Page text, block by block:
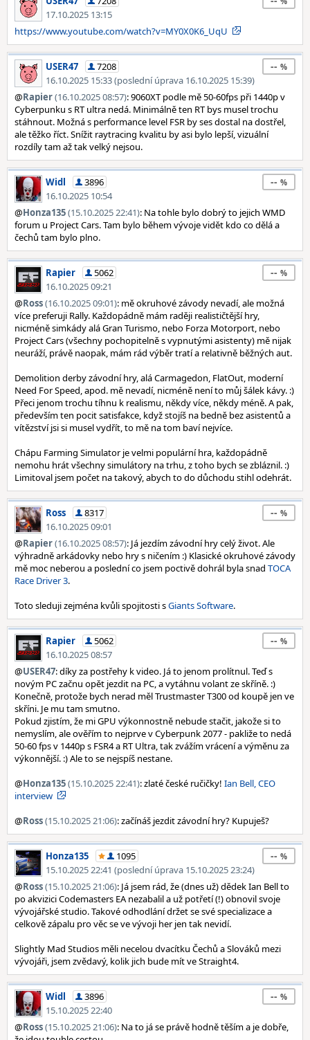
17.10.2025 13:15
https://www.youtube.com/watch?v=MY0X0K6_UqU
USER47
7208
16.10.2025 15:33 (poslední úprava 16.10.2025 15:39)
--
@Rapier(16.10.2025 08:57): 9060XT podle mě 50-60fps při 1440p v
Cyberpunku s RT ultra nedá. Minimálně ten RT bys musel trochu
stáhnout. Možná s performance level FSR by ses dostal na dostřel,
ale těžko říct. Snížit raytracing kvalitu by asi bylo lepší, vizuální
rozdíly tam až tak velký nejsou.
Widl
3896
16.10.2025 10:54
--
@Honza135(15.10.2025 22:41): Na tohle bylo dobrý to jejich WMD
forum u Project Cars. Tam bylo během vývoje vidět kdo co dělá a
čechů tam bylo plno.
Rapier
5062
16.10.2025 09:21
--
@Ross(16.10.2025 09:01): mě okruhové závody nevadí, ale možná
více preferuji Rally. Každopádně mám raději realističtější hry,
nicméně simkády alá Gran Turismo, nebo Forza Motorport, nebo
Project Cars (všechny pochopitelně s vypnutými asistenty) mě nijak
neuráží, právě naopak, mám rád výběr tratí a relativně běžných aut.
Demolition derby závodní hry, alá Carmagedon, FlatOut, moderní
Need For Speed, apod. mě nevadí, nicméně není to můj šálek kávy. :)
Přeci jenom trochu tíhnu k realismu, někdy více, někdy méně. A pak,
především ten pocit satisfakce, když stojíš na bedně bez asistentů a
vítězství jsi si musel vydřít, to mě na tom baví nejvíce.
Chápu Farming Simulator je velmi populární hra, každopádně
nemohu hrát všechny simulátory na trhu, z toho bych se zbláznil. :)
Limitoval jsem počet na takový, abych to do důchodu stihl odehrát.
Ross
8317
16.10.2025 09:01
--
@Rapier(16.10.2025 08:57): Já jezdím závodní hry celý život. Ale
výhradně arkádovky nebo hry s ničením :) Klasické okruhové závody
mě moc neberou a poslední co jsem poctivě dohrál byla snad TOCA
Race Driver 3.
Toto sleduji zejména kvůli spojitosti sGiants Software.
Rapier
5062
16.10.2025 08:57
--
@USER47: díky za postřehy k video. Já to jenom prolítnul. Teď s
novým PC začnu opět jezdit na PC, a vytáhnu volant ze skříně. :)
Konečně, protože bych nerad měl Trustmaster T300 od koupě jen ve
skříni. Je mu tam smutno.
Pokud zjistím, že mi GPU výkonnostně nebude stačit, jakože si to
nemyslím, ale ověřím to nejprve v Cyberpunk 2077 - pakliže to nedá
50-60 fps v 1440p s FSR4 a RT Ultra, tak zvážím vrácení a výměnu za
výkonnější. :) Ale to se nejspíš nestane.
@Honza135(15.10.2025 22:41): zlaté české ručičky! Ian Bell, CEO
interview
@Ross(15.10.2025 21:06): začínáš jezdit závodní hry? Kupuješ?
Honza135
1095
15.10.2025 22:41 (poslední úprava 15.10.2025 23:24)
--
@Ross(15.10.2025 21:06): Já jsem rád, že (dnes už) dědek Ian Bell to
po akvizici Codemasters EA nezabalil a už potřetí (!) obnovil svoje
vývojářské studio. Takové odhodlání držet se své specializace a
celkově zápalu pro věc se ve vývoji her jen tak nevidí.
Slightly Mad Studios měli necelou dvacítku Čechů a Slováků mezi
vývojáři, jsem zvědavý, kolik jich bude mít ve Straight4.
Widl
3896
15.10.2025 22:40
--
@Ross(15.10.2025 21:06): Na to já se právě hodně těším a je dobře,